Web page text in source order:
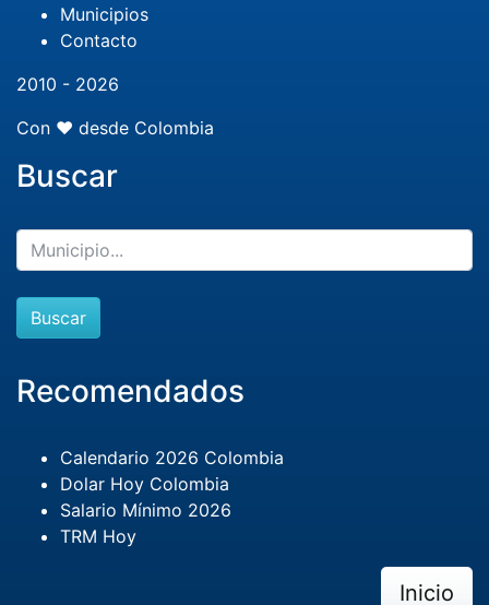
Municipios
Contacto
2010 - 2026
Con ❤️ desde Colombia
Buscar
Buscar
Recomendados
Calendario 2026 Colombia
Dolar Hoy Colombia
Salario Mínimo 2026
TRM Hoy
Inicio